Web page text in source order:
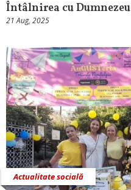
Întâlnirea cu Dumnezeu
21 Aug, 2025
Actualitate socială